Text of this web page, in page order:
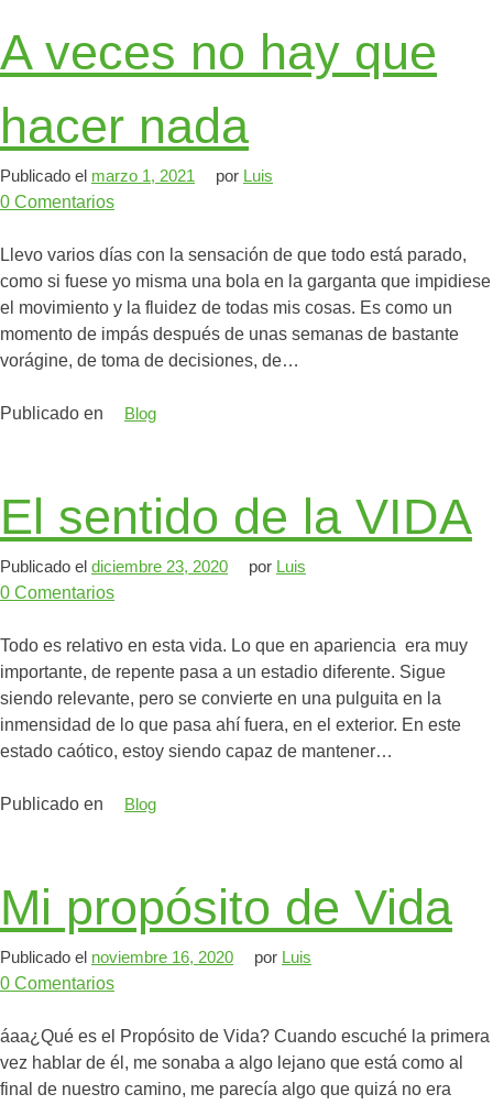
A veces no hay que
hacer nada
Publicado el marzo 1, 2021 por Luis
0 Comentarios
Llevo varios días con la sensación de que todo está parado,
como si fuese yo misma una bola en la garganta que impidiese
el movimiento y la fluidez de todas mis cosas. Es como un
momento de impás después de unas semanas de bastante
vorágine, de toma de decisiones, de…
Publicado en Blog
El sentido de la VIDA
Publicado el diciembre 23, 2020 por Luis
0 Comentarios
Todo es relativo en esta vida. Lo que en apariencia era muy
importante, de repente pasa a un estadio diferente. Sigue
siendo relevante, pero se convierte en una pulguita en la
inmensidad de lo que pasa ahí fuera, en el exterior. En este
estado caótico, estoy siendo capaz de mantener…
Publicado en Blog
Mi propósito de Vida
Publicado el noviembre 16, 2020 por Luis
0 Comentarios
áaa¿Qué es el Propósito de Vida? Cuando escuché la primera
vez hablar de él, me sonaba a algo lejano que está como al
final de nuestro camino, me parecía algo que quizá no era